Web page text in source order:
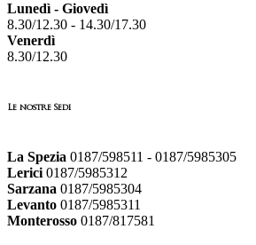
Lunedì - Giovedì
8.30/12.30 - 14.30/17.30
Venerdì
8.30/12.30
Le nostre Sedi
La Spezia 0187/598511 - 0187/5985305
Lerici 0187/5985312
Sarzana 0187/5985304
Levanto 0187/5985311
Monterosso 0187/817581